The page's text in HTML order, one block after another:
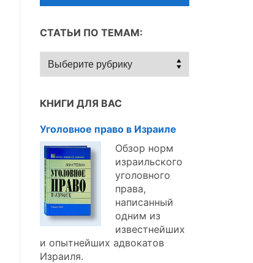
СТАТЬИ ПО ТЕМАМ:
Статьи
по
КНИГИ ДЛЯ ВАС
Уголовное право в Израиле
Обзор норм
израильского
уголовного
права,
написанный
одним из
известнейших
и опытнейших адвокатов
Израиля.